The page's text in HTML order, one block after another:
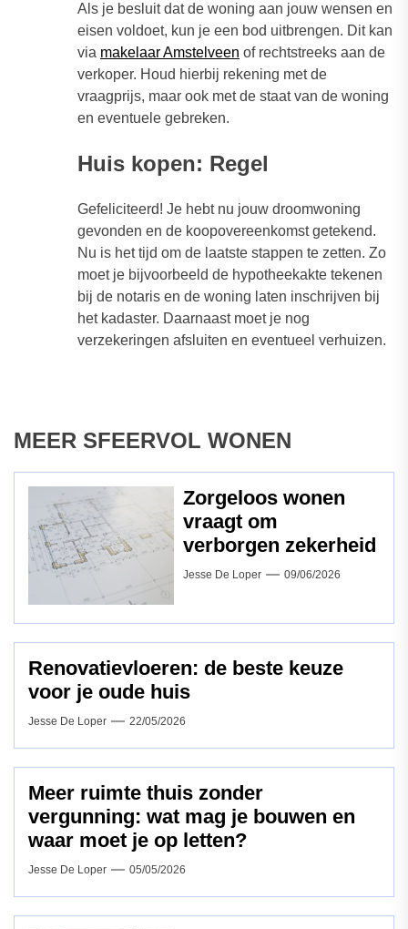
Als je besluit dat de woning aan jouw wensen en
eisen voldoet, kun je een bod uitbrengen. Dit kan
via makelaar Amstelveen of rechtstreeks aan de
verkoper. Houd hierbij rekening met de
vraagprijs, maar ook met de staat van de woning
en eventuele gebreken.
Huis kopen: Regel
Gefeliciteerd! Je hebt nu jouw droomwoning
gevonden en de koopovereenkomst getekend.
Nu is het tijd om de laatste stappen te zetten. Zo
moet je bijvoorbeeld de hypotheekakte tekenen
bij de notaris en de woning laten inschrijven bij
het kadaster. Daarnaast moet je nog
verzekeringen afsluiten en eventueel verhuizen.
MEER SFEERVOL WONEN
Zorgeloos wonen
vraagt om
verborgen zekerheid
Jesse De Loper 09/06/2026
Renovatievloeren: de beste keuze
voor je oude huis
Jesse De Loper 22/05/2026
Meer ruimte thuis zonder
vergunning: wat mag je bouwen en
waar moet je op letten?
Jesse De Loper 05/05/2026